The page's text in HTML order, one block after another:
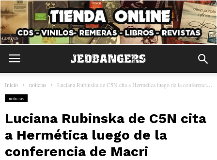
Inicio noticias Luciana Rubinska de C5N cita a Hermética luego de la conferencia de...
noticias
Luciana Rubinska de C5N cita
a Hermética luego de la
conferencia de Macri